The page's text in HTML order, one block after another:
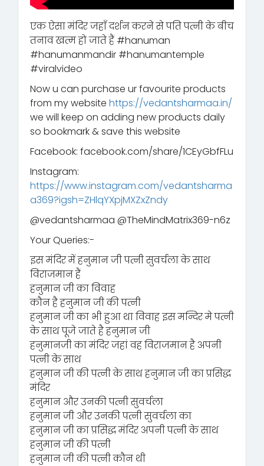
एक ऐसा मंदिर जहाँ दर्शन करने से पति पत्नी के बीच
तनाव खत्म हो जाते हैं #hanuman
#hanumanmandir #hanumantemple
#viralvideo
Now u can purchase ur favourite products
from my website https://vedantsharmaa.in/
we will keep on adding new products daily
so bookmark & save this website
Facebook: facebook.com/share/1CEyGbfFLu
Instagram:
https://www.instagram.com/vedantsharma
a369?igsh=ZHlqYXpjMXZxZndy
‪@vedantsharmaa‬ ‪@TheMindMatrix369-n6z‬
Your Queries:-
इस मंदिर में हनुमान जी पत्नी सुवर्चला के साथ
विराजमान हैं
हनुमान जी का विवाह
कौन है हनुमान जी की पत्नी
हनुमान जी का भी हुआ था विवाह इस मन्दिर मे पत्नी
के साथ पूजे जाते है हनुमान जी
हनुमानजी का मंदिर जहां वह विराजमान है अपनी
पत्नी के साथ
हनुमान जी की पत्नी के साथ हनुमान जी का प्रसिद्ध
मंदिर
हनुमान और उनकी पत्नी सुवर्चला
हनुमान जी और उनकी पत्नी सुवर्चला का
हनुमान जी का प्रसिद्ध मंदिर अपनी पत्नी के साथ
हनुमान जी की पत्नी
हनुमान जी की पत्नी कौन थी